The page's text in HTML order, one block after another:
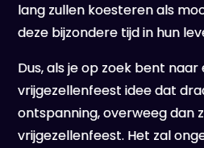
lang zullen koesteren als
deze bijzondere tijd in hun
Dus, als je op zoek bent naar
vrijgezellenfeest idee dat
ontspanning, overweeg dan
vrijgezellenfeest. Het zal